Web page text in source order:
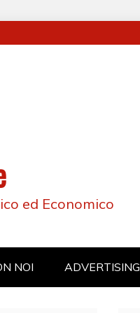
ed Economico
NOI ADVERTISING